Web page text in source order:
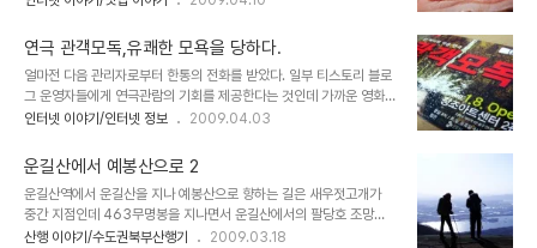
골..
방문하면 기다리지 않고 돌판구이와 유명한 누룽지밥을 맛 볼수 있다.
실내 인테리어는 인근의 돌판구이 식당 수레실 가든과 흡사하다. 테이
블마다 커다란 대리석 같은 돌판이 고정되어 있고 돌판 가장자리로 손
님이 앉아서 식사를 하는 형태인데 어두침침한 조명까지 수레실 가든
과 비슷하다. 도착하자 돌판은 이미 뜨겁게 달구어져 있었고 고기만 올
식은 없다. 오로지 육질로 승부하는 고깃..
연극 관객모독,유쾌한 모욕을 당하다.
얼마전 다음 관리자로부터 한통의 전화를 받았다. 일부 티스토리 블로
그 운영자들에게 연극관람의 기회를 제공한다는 것인데 가까운 영화
관도 일년에 겨우 두어번 드나들던 문화의 국외자인 나에게 연극이
침 히말라야 설산으로 4개월의 대장정을 떠나는 멋쟁이 블로거아우
"조르바님"과 연락이 닿아 환송자리도 함께 가질겸 "관객모독"이라는
연극도 관람키로........하였는데 ....... 대학로 창조아트센터에서 닉네임
을 말하고 관람권 두장을 받고보니 좌석번호가 b7,8번으로 제일 앞자
리 가운데였다. 이미 "관객모독"이 어떤 형태의 연극인지는 매스컴과
인터넷 이야기/인터넷 정보 2009.04.03
운길산에서 예봉산으로 2
운길산역에서 운길산을 지나 예봉산으로 향하는 길은 새우젓고개가
중간 지점인데 463무명봉을 지나면서 운길산에서의 팔당호 조망이
예봉산으로 계속 이어져 서울과 한강의 조망,팔당호 두물머리의 조망
산행 이야기/수도권북부산행기 2009.03.18